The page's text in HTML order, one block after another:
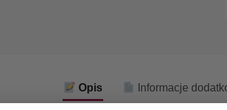
Opis Informacje